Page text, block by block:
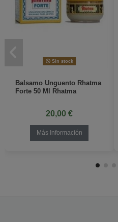
Sin stock
Balsamo Unguento Rhatma
Forte 50 Ml Rhatma
20,00 €
Más Información